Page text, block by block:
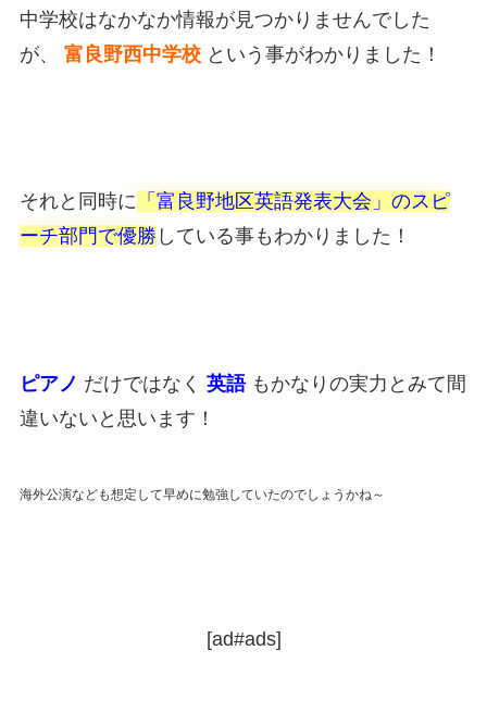
中学校はなかなか情報が見つかりませんでした
が、 富良野西中学校 という事がわかりました！
それと同時に 「富良野地区英語発表大会」のスピ
ーチ部門で優勝 している事もわかりました！
ピアノ だけではなく 英語 もかなりの実力とみて間
違いないと思います！
海外公演なども想定して早めに勉強していたのでしょうかね～
[ad#ads]